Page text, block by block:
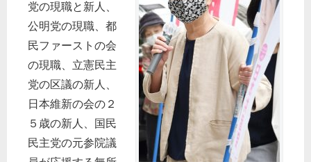
党の現職と新人、
公明党の現職、都
民ファーストの会
の現職、立憲民主
党の区議の新人、
日本維新の会の２
５歳の新人、国民
民主党の元参院議